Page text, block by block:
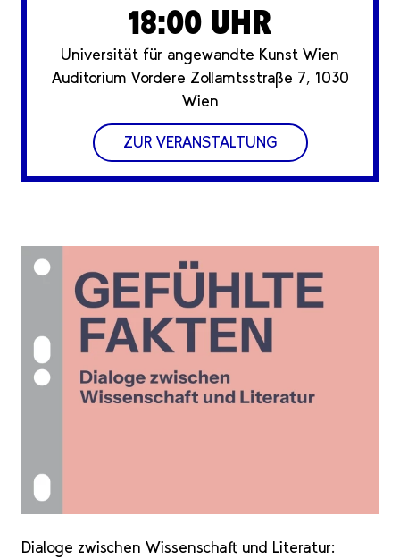
Dialoge zwischen Wissenschaft und Literatur:
18:00 UHR
Universität für angewandte Kunst Wien
Auditorium Vordere Zollamtsstraße 7, 1030
Wien
ZUR VERANSTALTUNG